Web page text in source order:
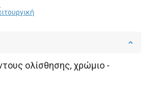
ολίσθησης, χρώμιο -